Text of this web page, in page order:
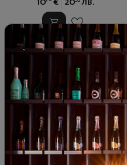
10 € 20 лв.
- 40%